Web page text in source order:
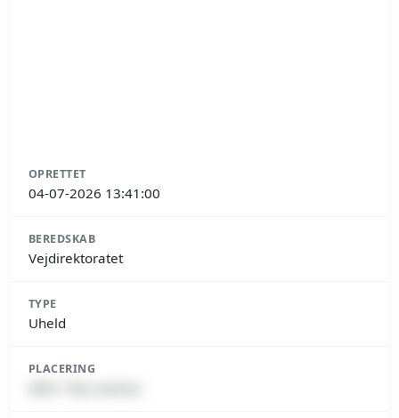
OPRETTET
04-07-2026 13:41:00
BEREDSKAB
Vejdirektoratet
TYPE
Uheld
PLACERING